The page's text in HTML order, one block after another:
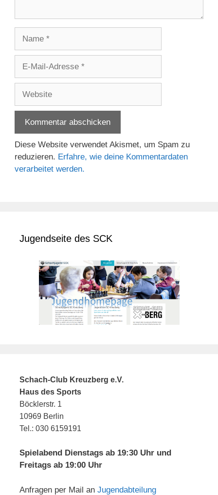
Adresse
Diese Website verwendet Akismet, um Spam zu
reduzieren. Erfahre, wie deine Kommentardaten
verarbeitet werden.
Jugendseite des SCK
Schach-Club Kreuzberg e.V.
Haus des Sports
Böcklerstr. 1
10969 Berlin
Tel.: 030 6159191
Spielabend Dienstags ab 19:30 Uhr und
Freitags ab 19:00 Uhr
Anfragen per Mail an Jugendabteilung